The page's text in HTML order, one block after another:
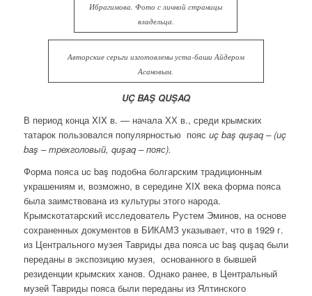
Ибрагимова. Фото с личной страницы
владельца.
Авторские серьги изготовлены уста-баши Айдером
Асановым.
UÇ BAŞ QUŞAQ
В период конца XIX в. — начала ХХ в., среди крымских
татарок пользовался популярностью пояс uç baş quşaq – (uç
baş – трехголовый, quşaq – пояс).
Форма пояса uc baş подобна болгарским традиционным
украшениям и, возможно, в середине XIX века форма пояса
была заимствована из культуры этого народа.
Крымскотатарский исследователь Рустем Эминов, на основе
сохраненных документов в БИКАМЗ указывает, что в 1929 г.
из Центрального музея Тавриды два пояса uc baş quşaq были
переданы в экспозицию музея, основанного в бывшей
резиденции крымских ханов. Однако ранее, в Центральный
музей Тавриды пояса были переданы из Ялтинского